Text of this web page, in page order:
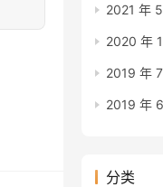
2021 年
2020 年
2019 年
2019 年
分类